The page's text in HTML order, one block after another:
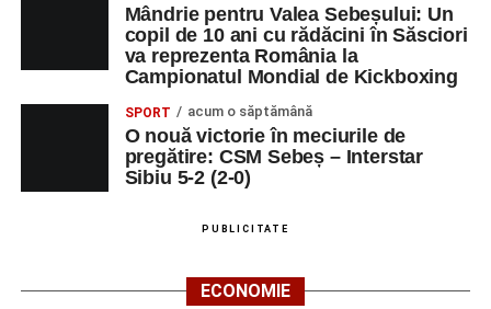
Mândrie pentru Valea Sebeșului: Un
copil de 10 ani cu rădăcini în Săsciori
va reprezenta România la
Campionatul Mondial de Kickboxing
SPORT acum o săptămână
O nouă victorie în meciurile de
pregătire: CSM Sebeș – Interstar
Sibiu 5-2 (2-0)
PUBLICITATE
ECONOMIE